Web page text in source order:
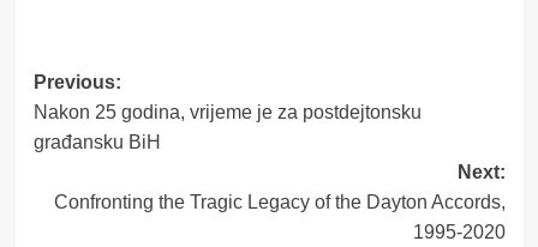
Post
navigation
Previous:
Nakon 25 godina, vrijeme je za postdejtonsku
građansku BiH
Next:
Confronting the Tragic Legacy of the Dayton Accords,
1995-2020